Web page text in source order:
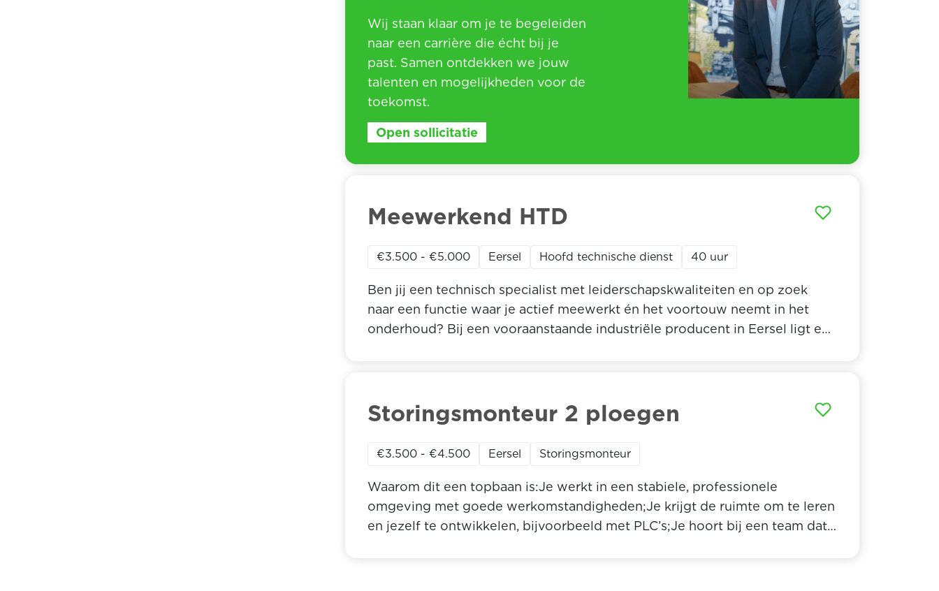
Wij staan klaar om je te begeleiden
naar een carrière die écht bij je
past. Samen ontdekken we jouw
talenten en mogelijkheden voor de
toekomst.
Open sollicitatie
Meewerkend HTD
€3.500 - €5.000 Eersel Hoofd technische dienst 40 uur
Ben jij een technisch specialist met leiderschapskwaliteiten en op zoek
naar een functie waar je actief meewerkt én het voortouw neemt in het
onderhoud? Bij een vooraanstaande industriële producent in Eersel ligt een
Storingsmonteur 2 ploegen
€3.500 - €4.500 Eersel Storingsmonteur
Waarom dit een topbaan is:Je werkt in een stabiele, professionele
omgeving met goede werkomstandigheden;Je krijgt de ruimte om te leren
en jezelf te ontwikkelen, bijvoorbeeld met PLC’s;Je hoort bij een team dat